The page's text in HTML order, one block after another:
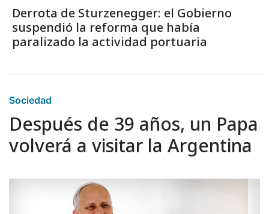
Derrota de Sturzenegger: el Gobierno
suspendió la reforma que había
paralizado la actividad portuaria
Sociedad
Después de 39 años, un Papa
volverá a visitar la Argentina